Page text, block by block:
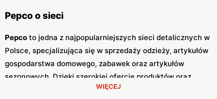
Pepco o sieci
Pepco to jedna z najpopularniejszych sieci detalicznych w
Polsce, specjalizująca się w sprzedaży odzieży, artykułów
gospodarstwa domowego, zabawek oraz artykułów
sezonowych. Dzięki szerokiej ofercie produktów oraz
Pepcozdobyło zaufanie milionów
WIĘCEJ